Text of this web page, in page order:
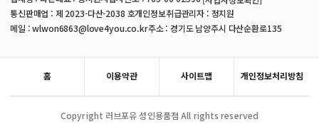
통신판매업 : 제 2023-다산-2038 호개인정보취급관리자 : 정지원
메일 : wlwon6863@love4you.co.kr주소 : 경기도 남양주시 다산순환로135
홈 이용약관 사이트맵 개인정보처리방침
Copyright 러브포유 성인용품점 All rights reserved